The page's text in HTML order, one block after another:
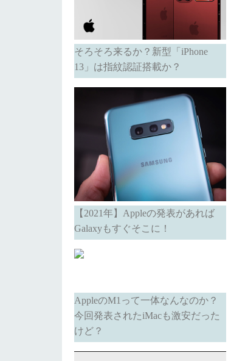
そろそろ来るか？新型「iPhone
13」は指紋認証搭載か？
【2021年】Appleの発表があれば
Galaxyもすぐそこに！
AppleのM1って一体なんなのか？
今回発表されたiMacも激安だった
けど？